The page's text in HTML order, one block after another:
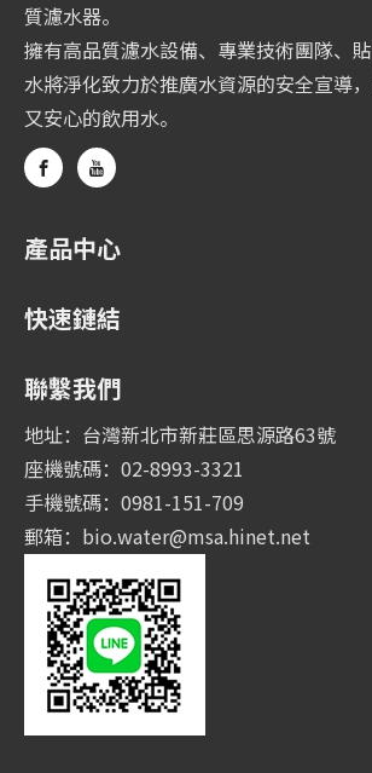
質濾水器。
擁有高品質濾水設備、專業技術團隊、貼
水將淨化致力於推廣水資源的安全宣導
又安心的飲用水。
產品中心
快速鏈結
聯繫我們
地址：台灣新北市新莊區思源路63號
座機號碼：02-8993-3321
手機號碼：0981-151-709
郵箱： bio.water@msa.hinet.net